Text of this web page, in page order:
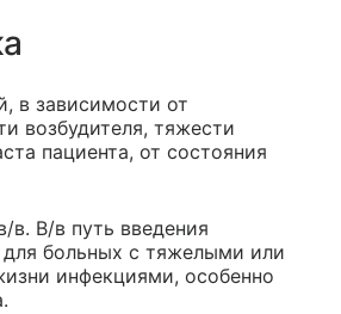
в зависимости от
возбудителя, тяжести
пациента, от состояния
в. В/в путь введения
для больных с тяжелыми или
инфекциями, особенно